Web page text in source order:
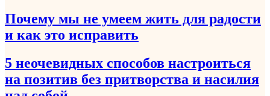
Почему мы не умеем жить для радости
и как это исправить
5 неочевидных способов настроиться
на позитив без притворства и насилия